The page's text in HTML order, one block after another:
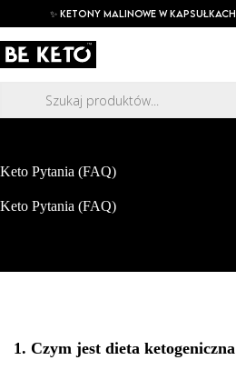
treści
✨ ketony malinowe w kapsułkach
produktów
Keto Pytania (FAQ)
Keto Pytania (FAQ)
1. Czym jest dieta